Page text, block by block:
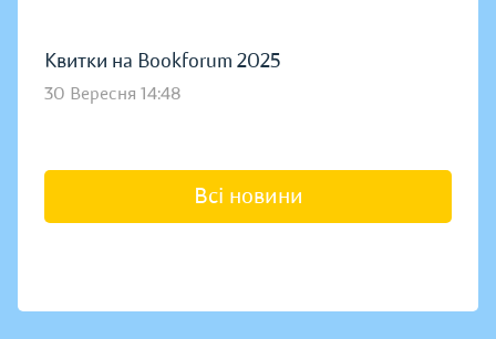
Квитки на Bookforum 2025
30 Вересня 14:48
Всі новини